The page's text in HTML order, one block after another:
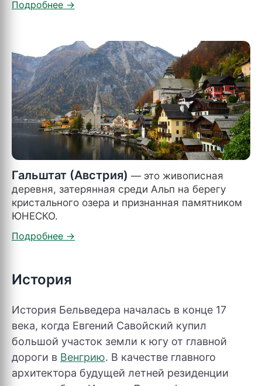
Гальштат (Австрия) — это живописная
деревня, затерянная среди Альп на берегу
кристального озера и признанная памятником
ЮНЕСКО.
История
История Бельведера началась в конце 17
века, когда Евгений Савойский купил
большой участок земли к югу от главной
дороги в Венгрию. В качестве главного
архитектора будущей летней резиденции